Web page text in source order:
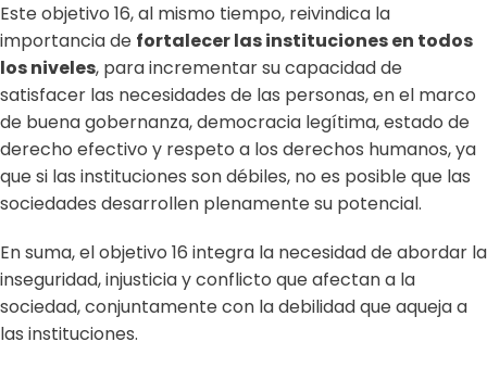
Este objetivo 16, al mismo tiempo, reivindica la
importancia de fortalecer las instituciones en todos
los niveles, para incrementar su capacidad de
satisfacer las necesidades de las personas, en el marco
de buena gobernanza, democracia legítima, estado de
derecho efectivo y respeto a los derechos humanos, ya
que si las instituciones son débiles, no es posible que las
sociedades desarrollen plenamente su potencial.
En suma, el objetivo 16 integra la necesidad de abordar la
inseguridad, injusticia y conflicto que afectan a la
sociedad, conjuntamente con la debilidad que aqueja a
las instituciones.